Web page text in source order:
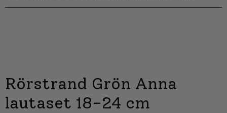
Rörstrand Grön Anna
lautaset 18-24 cm